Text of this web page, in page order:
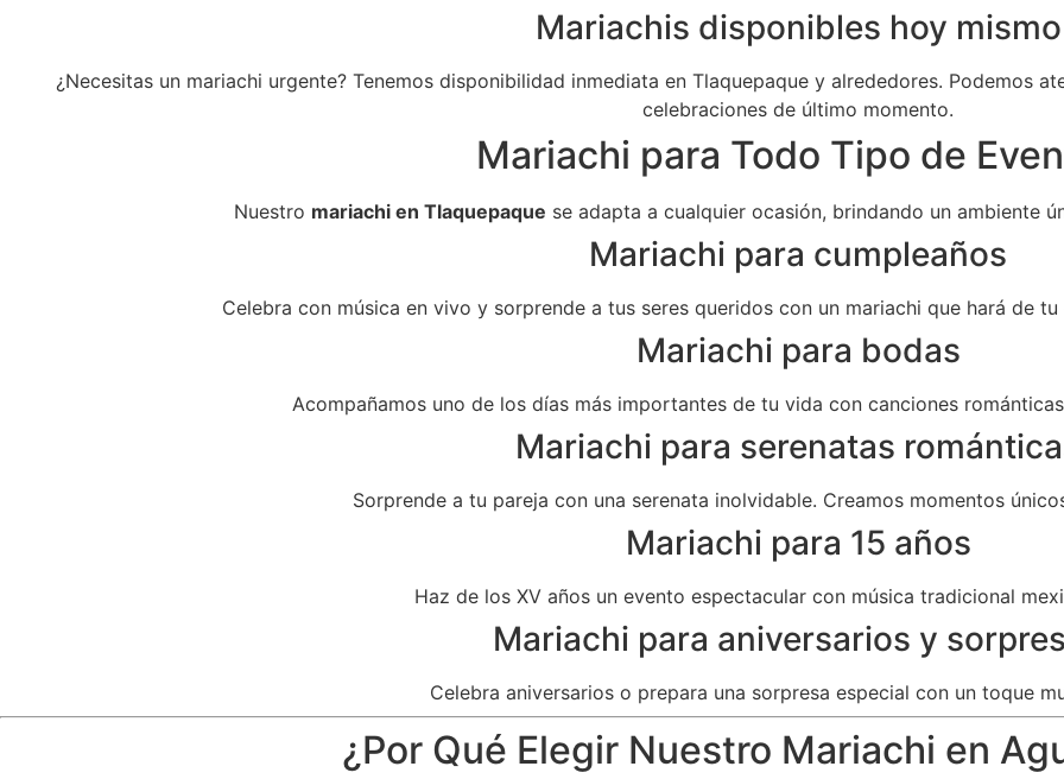
Mariachis disponibles hoy mismo
¿Necesitas un mariachi urgente? Tenemos disponibilidad inmediata en Tlaquepaque y alrededores. Podemos
celebraciones de último momento.
Mariachi para Todo Tipo de
Nuestro mariachi en Tlaquepaque se adapta a cualquier ocasión, brindando un ambiente
Mariachi para cumpleaños
Celebra con música en vivo y sorprende a tus seres queridos con un mariachi que hará de
Mariachi para bodas
Acompañamos uno de los días más importantes de tu vida con canciones
Mariachi para serenatas
Sorprende a tu pareja con una serenata inolvidable. Creamos momentos
Mariachi para 15 años
Haz de los XV años un evento espectacular con música tradicional
Mariachi para aniversarios y
Celebra aniversarios o prepara una sorpresa especial con un toque
¿Por Qué Elegir Nuestro Mariachi en